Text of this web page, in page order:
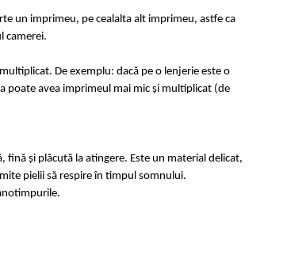
un imprimeu, pe cealalta alt imprimeu, astfe ca
camerei.
De exemplu: dacă pe o lenjerie este o
poate avea imprimeul mai mic și multiplicat (de
fină și plăcută la atingere. Este un material delicat,
pielii să respire în timpul somnului.